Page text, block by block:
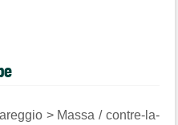
> Massa / contre-la-